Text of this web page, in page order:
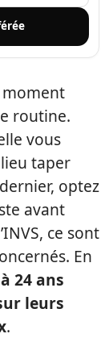
moment
routine.
vous
taper
optez
avant
ce sont
En
24 ans
leurs
.